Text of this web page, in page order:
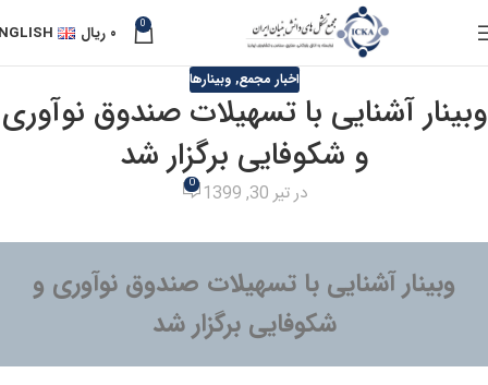
0 ۰ ریال
اخبار مجمع,وبینارها
وبینار آشنایی با تسهیلات صندوق نوآوری
و شکوفایی برگزار شد
در تیر 30, 1399 0
وبینار آشنایی با تسهیلات صندوق نوآوری و
شکوفایی برگزار شد